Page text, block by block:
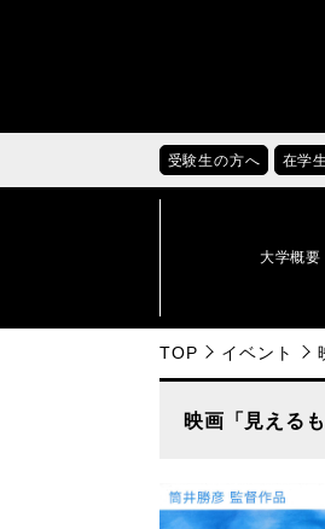
受験生の方へ 在学
大学概要
TOP イベント
映画「見える